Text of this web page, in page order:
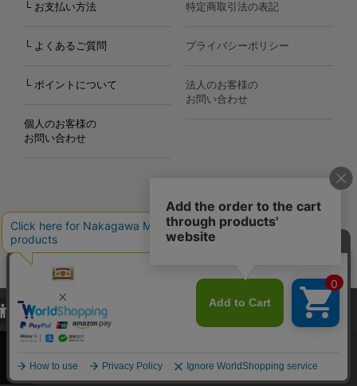
└ お支払い方法
└ よくあるご質問
└ ポイントについて
個人のお客様の
お問い合わせ
特定商取引法の表記
プライバシーポリシー
法人のお客様の
お問い合わせ
Copyright©2000
Nakagawa Masashichi Shoten All Rights Reserved.
当サイトでは、当サイト内における閲覧履歴・属性情報などの取得およ
び利便性向上のためにクッキー（Cookie）を使用いたします。詳細に
関しては「プライバシーポリシー
承諾する